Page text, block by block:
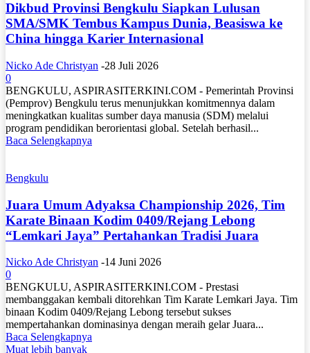
Dikbud Provinsi Bengkulu Siapkan Lulusan
SMA/SMK Tembus Kampus Dunia, Beasiswa ke
China hingga Karier Internasional
Nicko Ade Christyan -28 Juli 2026
0
BENGKULU, ASPIRASITERKINI.COM - Pemerintah Provinsi
(Pemprov) Bengkulu terus menunjukkan komitmennya dalam
meningkatkan kualitas sumber daya manusia (SDM) melalui
program pendidikan berorientasi global. Setelah berhasil...
Baca Selengkapnya
Bengkulu
Juara Umum Adyaksa Championship 2026, Tim
Karate Binaan Kodim 0409/Rejang Lebong
“Lemkari Jaya” Pertahankan Tradisi Juara
Nicko Ade Christyan -14 Juni 2026
0
BENGKULU, ASPIRASITERKINI.COM - Prestasi
membanggakan kembali ditorehkan Tim Karate Lemkari Jaya. Tim
binaan Kodim 0409/Rejang Lebong tersebut sukses
mempertahankan dominasinya dengan meraih gelar Juara...
Baca Selengkapnya
Muat lebih banyak